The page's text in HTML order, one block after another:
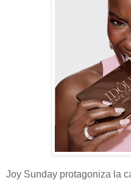
Joy Sunday protagoniza la